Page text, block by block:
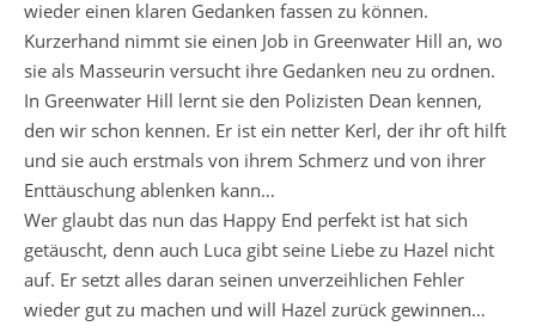
wieder einen klaren Gedanken fassen zu können.
Kurzerhand nimmt sie einen Job in Greenwater Hill an, wo
sie als Masseurin versucht ihre Gedanken neu zu ordnen.
In Greenwater Hill lernt sie den Polizisten Dean kennen,
den wir schon kennen. Er ist ein netter Kerl, der ihr oft hilft
und sie auch erstmals von ihrem Schmerz und von ihrer
Enttäuschung ablenken kann…
Wer glaubt das nun das Happy End perfekt ist hat sich
getäuscht, denn auch Luca gibt seine Liebe zu Hazel nicht
auf. Er setzt alles daran seinen unverzeihlichen Fehler
wieder gut zu machen und will Hazel zurück gewinnen…